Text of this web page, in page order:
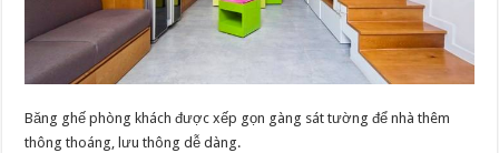
Băng ghế phòng khách được xếp gọn gàng sát tường để nhà thêm
thông thoáng, lưu thông dễ dàng.